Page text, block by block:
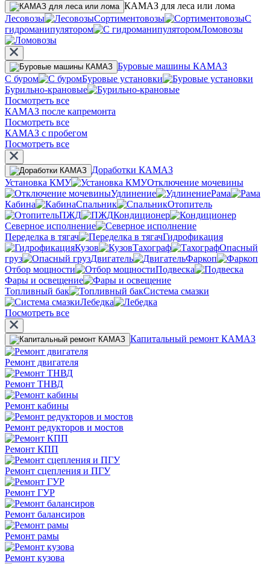
КАМАЗ для леса или лома
Лесовозы
Сортиментовозы
С
гидроманипулятором
Ломовозы
Буровые машины КАМАЗ
С буром
Буровые установки
Бурильно-крановые
Посмотреть все
КАМАЗ после капремонта
Посмотреть все
КАМАЗ с пробегом
Посмотреть все
Доработки КАМАЗ
Установка КМУ
Отключение мочевины
Удлинение
Рама
Кабина
Спальник
Отопитель
ПЖД
Кондиционер
Северное исполнение
Переделка в тягач
Гидрофикация
Кузов
Тахограф
Опасный
груз
Двигатель
Фаркоп
Отбор мощности
Подвеска
Фары и освещение
Топливный бак
Система смазки
Лебедка
Посмотреть все
Капитальный ремонт КАМАЗ
Ремонт двигателя
Ремонт ТНВД
Ремонт кабины
Ремонт редукторов и мостов
Ремонт КПП
Ремонт сцепления и ПГУ
Ремонт ГУР
Ремонт балансиров
Ремонт рамы
Ремонт кузова